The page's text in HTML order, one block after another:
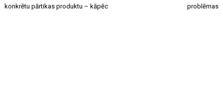
konkrētu pārtikas produktu – kāpēc
problēmas